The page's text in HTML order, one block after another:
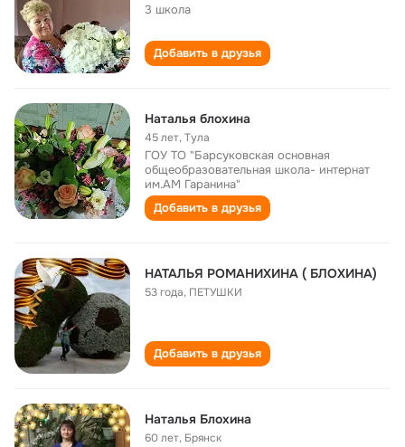
3 школа
Добавить в друзья
Наталья блохина
45 лет,Тула
ГОУ ТО "Барсуковская основная
общеобразовательная школа- интернат
им.АМ Гаранина"
Добавить в друзья
НАТАЛЬЯ РОМАНИХИНА ( БЛОХИНА)
53 года, ПЕТУШКИ
Добавить в друзья
Наталья Блохина
60 лет, Брянск